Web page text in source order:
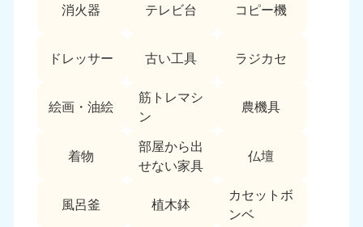
消火器 テレビ台 コピー機
ドレッサー 古い工具 ラジカセ
絵画・油絵
筋トレマシ
ン
農機具
着物
部屋から出
せない家具
仏壇
風呂釜 植木鉢
カセットボ
ンベ
9:00〜19:00 年中無休 9:00〜19:00 年中無休
島根県
050-1881-5145
四国
香川県
050-1880-9899
徳島県
050-1880-9898